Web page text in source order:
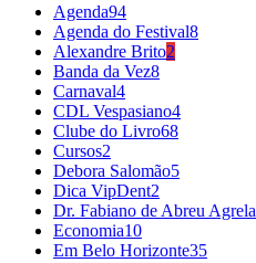
Agenda94
Agenda do Festival8
Alexandre Brito2
Banda da Vez8
Carnaval4
CDL Vespasiano4
Clube do Livro68
Cursos2
Debora Salomão5
Dica VipDent2
Dr. Fabiano de Abreu Agrela
Economia10
Em Belo Horizonte35